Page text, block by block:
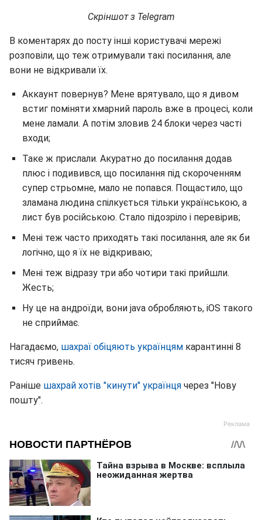
Скріншот з Telegram
В коментарях до посту інші користувачі мережі
розповіли, що теж отримували такі посилання, але
вони не відкривали їх.
Аккаунт повернув? Мене врятувало, що я дивом
встиг поміняти хмарний пароль вже в процесі, коли
мене ламали. А потім зловив 24 блоки через часті
входи;
Таке ж прислали. Акуратно до посилання додав
плюс і подивився, що посилання під скороченням
супер стрьомне, мало не попався. Пощастило, що
зламана людина спілкується тільки українською, а
лист був російською. Стало підозріло і перевірив;
Мені теж часто приходять такі посилання, але як би
логічно, що я їх не відкриваю;
Мені теж відразу три або чотири такі прийшли.
Жесть;
Ну це на андроїди, вони java обробляють, iOS такого
не сприймає.
Нагадаємо, шахраї обіцяють українцям карантинні 8
тисяч гривень.
Раніше шахрай хотів "кинути" українця через "Нову
пошту".